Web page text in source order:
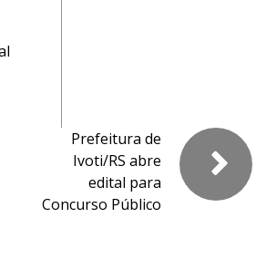
Prefeitura de
Ivoti/RS abre
edital para
Concurso Público